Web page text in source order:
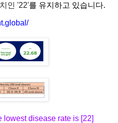
인 '22'를 유지하고 있습니다.
global/
disease rate is [22]